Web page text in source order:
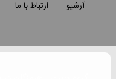
آرشیو ارتباط با ما